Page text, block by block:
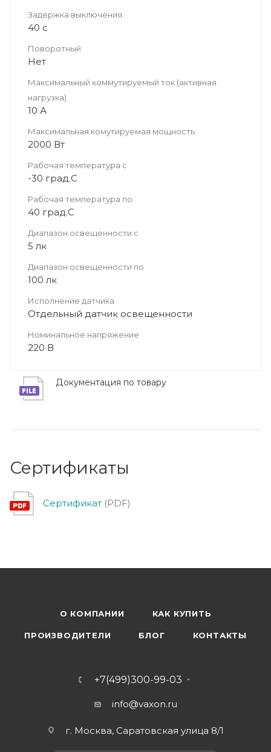
Задержка выключения
40 с
Поворотный
Нет
Максимальный коммутируемый ток (активная
нагрузка)
10 А
Максимальная комутируемая мощность
2000 Вт
Рабочая температура с
-30 град.C
Рабочая температура по
40 град.C
Диапазон освещенности с
5 лк
Диапазон освещенности по
100 лк
Исполнение датчика
Отдельный датчик освещенности
Номинальное напряжение
220 В
Документация по товару
Сертификаты
Сертификат (PDF)
О КОМПАНИИ КАК КУПИТЬ
ПРОИЗВОДИТЕЛИ БЛОГ КОНТАКТЫ
+7(499)300-99-03
info@vaxon.ru
г. Москва, Саратовская улица 8/1